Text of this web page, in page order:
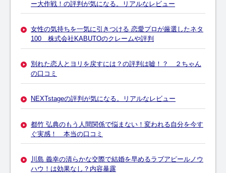
ー大作戦！の評判が気になる。リアルなレビュー
女性の気持ちを一気に引きつける 恋愛プロが厳選したネタ
100 株式会社KABUTOのクレームや評判
別れた恋人とヨリを戻すには？の評判は嘘！？ ２ちゃん
の口コミ
NEXTstageの評判が気になる。リアルなレビュー
都竹 弘典のもう人間関係で悩まない！変われる自分を今す
ぐ実感！ 本当の口コミ
川島 義幸の清らかな交際で結婚を早めるラブアピールノウ
ハウ！は効果なし？内容暴露